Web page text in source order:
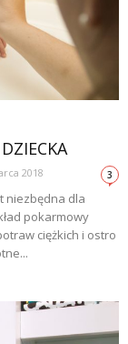
2018 3
niezbędna dla
pokarmowy
ciężkich i ostro